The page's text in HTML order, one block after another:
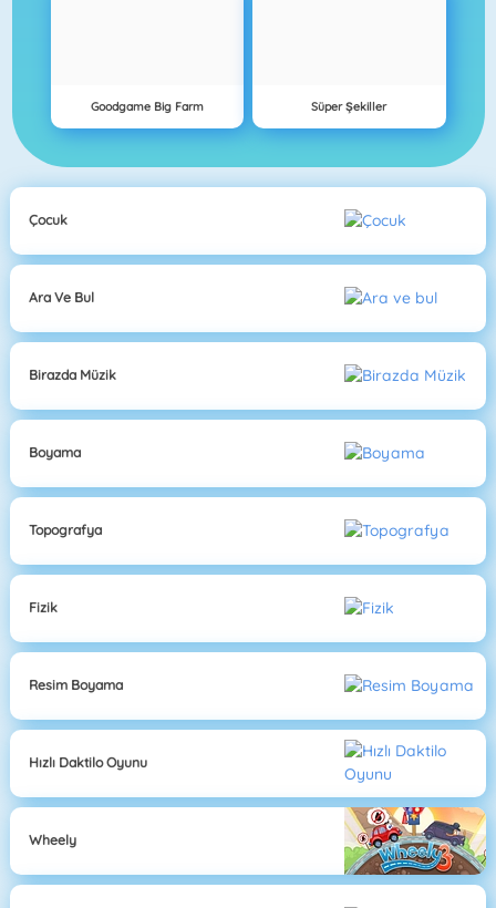
Goodgame Big Farm Süper Şekiller
Çocuk
Ara Ve Bul
Birazda Müzik
Boyama
Topografya
Fizik
Resim Boyama
Hızlı Daktilo Oyunu
Wheely